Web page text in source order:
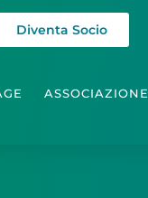
Diventa Socio
ASSOCIAZIONE